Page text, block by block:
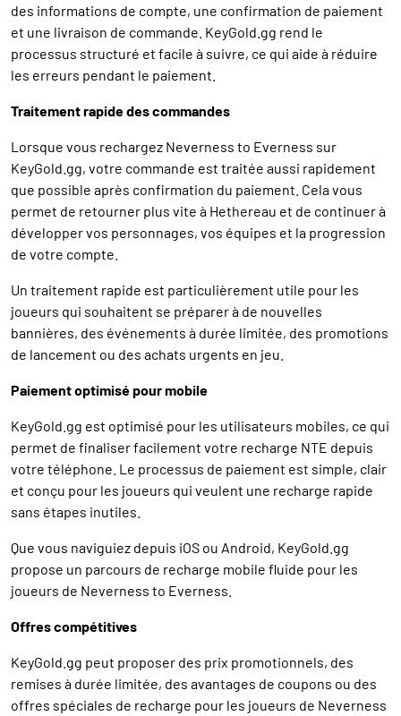
des informations de compte, une confirmation de paiement
et une livraison de commande. KeyGold.gg rend le
processus structuré et facile à suivre, ce qui aide à réduire
les erreurs pendant le paiement.
Traitement rapide des commandes
Lorsque vous rechargez Neverness to Everness sur
KeyGold.gg, votre commande est traitée aussi rapidement
que possible après confirmation du paiement. Cela vous
permet de retourner plus vite à Hethereau et de continuer à
développer vos personnages, vos équipes et la progression
de votre compte.
Un traitement rapide est particulièrement utile pour les
joueurs qui souhaitent se préparer à de nouvelles
bannières, des événements à durée limitée, des promotions
de lancement ou des achats urgents en jeu.
Paiement optimisé pour mobile
KeyGold.gg est optimisé pour les utilisateurs mobiles, ce qui
permet de finaliser facilement votre recharge NTE depuis
votre téléphone. Le processus de paiement est simple, clair
et conçu pour les joueurs qui veulent une recharge rapide
sans étapes inutiles.
Que vous naviguiez depuis iOS ou Android, KeyGold.gg
propose un parcours de recharge mobile fluide pour les
joueurs de Neverness to Everness.
Offres compétitives
KeyGold.gg peut proposer des prix promotionnels, des
remises à durée limitée, des avantages de coupons ou des
offres spéciales de recharge pour les joueurs de Neverness